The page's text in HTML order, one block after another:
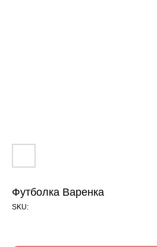
Футболка Варенка
SKU: